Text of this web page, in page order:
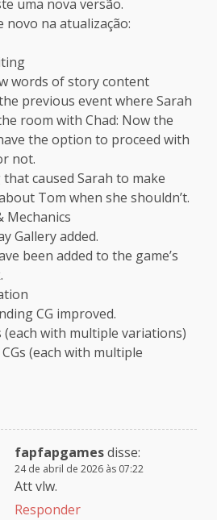
uma nova versão.
novo na atualização:
words of story content
previous event where Sarah
room with Chad: Now the
the option to proceed with
not.
that caused Sarah to make
Tom when she shouldn’t.
Mechanics
Gallery added.
been added to the game’s
CG improved.
(each with multiple variations)
(each with multiple
fapfapgamesdisse:
24 de abril de 2026 às 07:22
Att vlw.
Responder